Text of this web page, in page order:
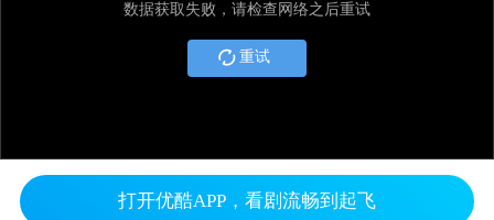
数据获取失败，请检查网络之后重试
重试
打开优酷APP，看剧流畅到起飞